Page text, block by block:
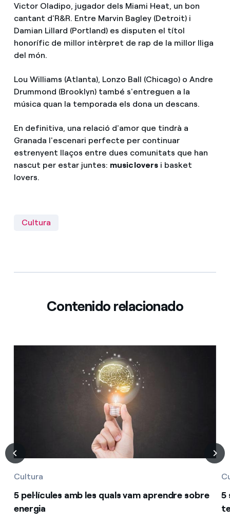
Victor Oladipo, jugador dels Miami Heat, un bon
cantant d'R&R. Entre Marvin Bagley (Detroit) i
Damian Lillard (Portland) es disputen el títol
honorífic de millor intèrpret de rap de la millor lliga
del món.
Lou Williams (Atlanta), Lonzo Ball (Chicago) o Andre
Drummond (Brooklyn) també s'entreguen a la
música quan la temporada els dona un descans.
En definitiva, una relació d'amor que tindrà a
Granada l'escenari perfecte per continuar
estrenyent llaços entre dues comunitats que han
nascut per estar juntes: music loversi basket
lovers.
Cultura
Contenido relacionado
Cultura
5 pel·lícules amb les quals vam aprendre sobre
energia
5